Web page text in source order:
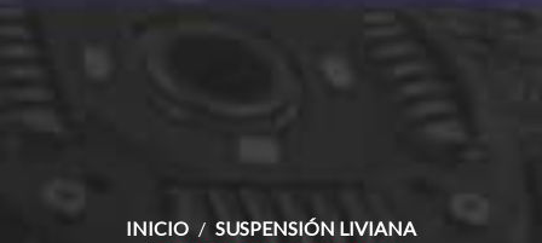
INICIO
SUSPENSIÓN LIVIANA